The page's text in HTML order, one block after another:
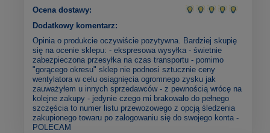
Ocena dostawy:
Dodatkowy komentarz:
Opinia o produkcie oczywiście pozytywna. Bardziej skupię
się na ocenie sklepu: - ekspresowa wysyłka - świetnie
zabezpieczona przesyłka na czas transportu - pomimo
"gorącego okresu" sklep nie podnosi sztucznie ceny
wentylatora w celu osiągnięcia ogromnego zysku jak
zauważyłem u innych sprzedawców - z pewnością wrócę na
kolejne zakupy - jedynie czego mi brakowało do pełnego
szczęścia to numer listu przewozowego z opcją śledzenia
zakupionego towaru po zalogowaniu się do swojego konta -
POLECAM